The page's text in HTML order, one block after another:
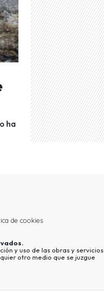
ha
de cookies
y uso de las obras y servicios
otro medio que se juzgue